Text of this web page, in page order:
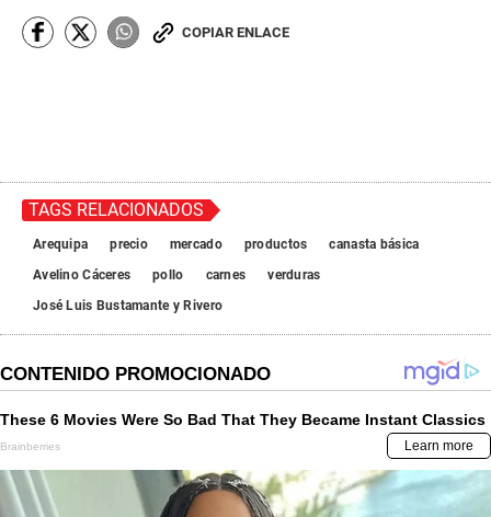
COPIAR ENLACE
TAGS RELACIONADOS
Arequipa precio mercado productos
canasta básica
Avelino Cáceres
pollo carnes
verduras
José Luis Bustamante y Rivero